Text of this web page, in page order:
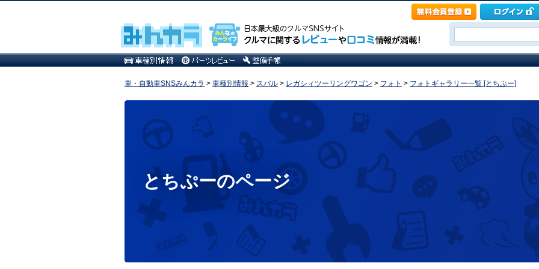
車・自動車SNSみんカラ > 車種別情報 > スバル > レガシィツーリングワゴン > フォト > フォトギャラリー一覧 [とちぷー]
とちぷーのページ